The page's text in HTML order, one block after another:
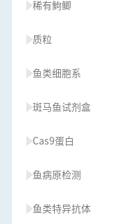
稀有鮈鲫
质粒
鱼类细胞系
斑马鱼试剂盒
Cas9蛋白
鱼病原检测
鱼类特异抗体